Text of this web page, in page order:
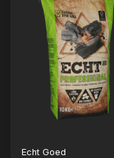
Echt Goed